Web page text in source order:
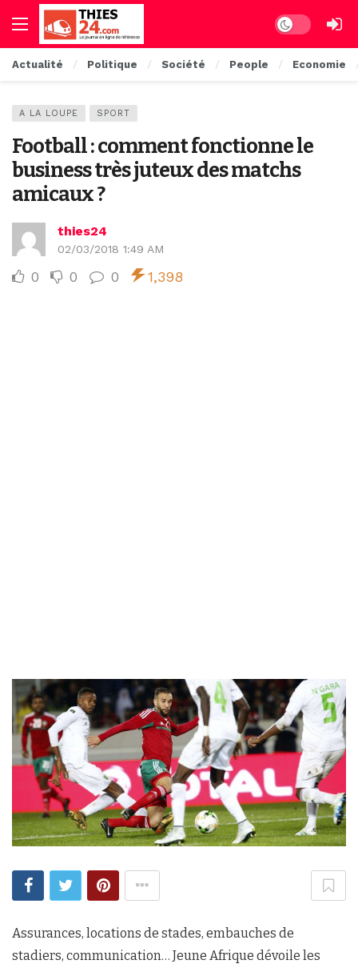
Dark mode
Actualité Politique Société People Economie
A LA LOUPE SPORT
Football : comment fonctionne le
business très juteux des matchs
amicaux ?
thies24
02/03/2018 1:49 AM
0 0 0 1,398
Assurances, locations de stades, embauches de
stadiers, communication… Jeune Afrique dévoile les